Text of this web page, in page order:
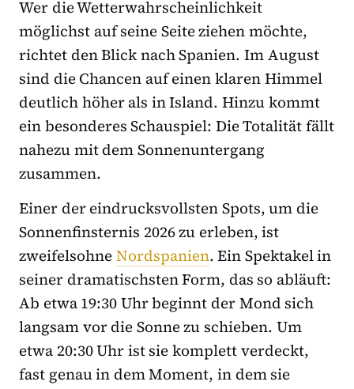
Wer die Wetterwahrscheinlichkeit
möglichst auf seine Seite ziehen möchte,
richtet den Blick nach Spanien. Im August
sind die Chancen auf einen klaren Himmel
deutlich höher als in Island. Hinzu kommt
ein besonderes Schauspiel: Die Totalität fällt
nahezu mit dem Sonnenuntergang
zusammen.
Einer der eindrucksvollsten Spots, um die
Sonnenfinsternis 2026 zu erleben, ist
zweifelsohneNordspanien. Ein Spektakel in
seiner dramatischsten Form, das so abläuft:
Ab etwa 19:30 Uhr beginnt der Mond sich
langsam vor die Sonne zu schieben. Um
etwa 20:30 Uhr ist sie komplett verdeckt,
fast genau in dem Moment, in dem sie